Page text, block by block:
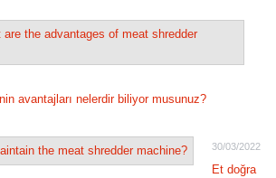
avantajları nelerdir biliyor musunuz?
30/03/2022
Et doğra